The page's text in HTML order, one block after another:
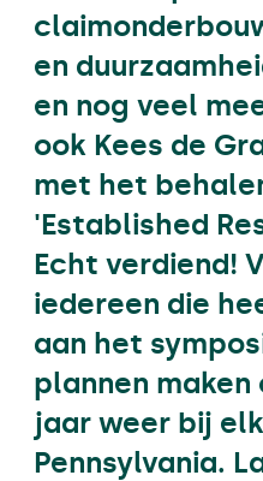
en
en nog veel
ook Kees de
met het
'Established
Echt verdiend!
iedereen die
aan het
plannen maken
jaar weer bij
Pennsylvania.